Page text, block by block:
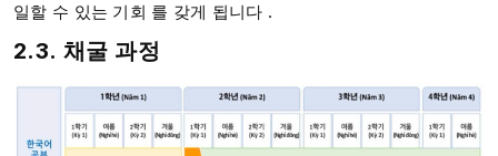
일할 수 있는 기회 를 갖게 됩니다 .
2.3. 채굴 과정